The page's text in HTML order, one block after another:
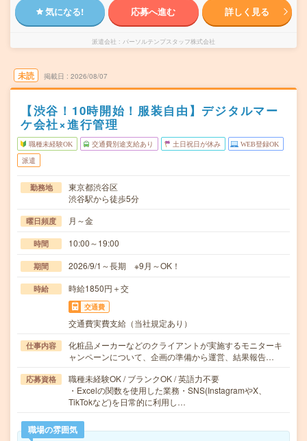
気になる! 応募へ進む 詳しく見る
派遣会社 パーソルテンプスタッフ株式会社
未読 掲載日 2026/08/07
【渋谷！10時開始！服装自由】デジタルマー
ケ会社×進行管理
職種未経験OK 交通費別途支給あり 土日祝日が休み WEB登録OK
派遣
勤務地
東京都渋谷区
渋谷駅から徒歩5分
曜日頻度 月～金
時間 10:00～19:00
期間 2026/9/1～長期 ※9月～OK！
時給 時給1850円＋交
交通費
交通費実費支給（当社規定あり）
仕事内容
化粧品メーカーなどのクライアントが実施するモニターキ
ャンペーンについて、企画の準備から運営、結果報告…
応募資格
職種未経験OK / ブランクOK / 英語力不要
・Excelの関数を使用した業務・SNS(InstagramやX、
TikTokなど)を日常的に利用し…
職場の雰囲気